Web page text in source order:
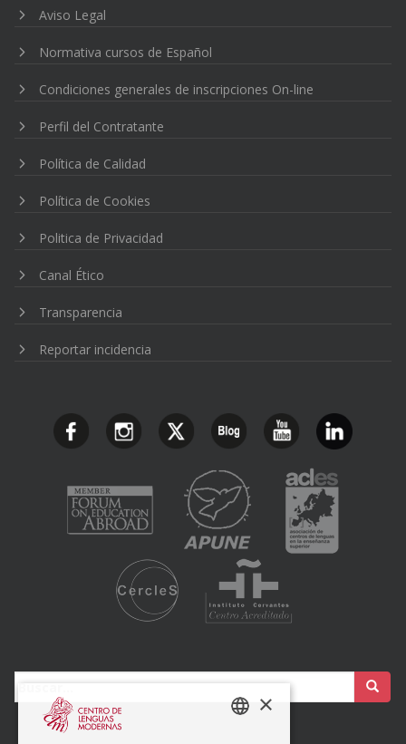
Aviso Legal
Normativa cursos de Español
Condiciones generales de inscripciones On-line
Perfil del Contratante
Política de Calidad
Política de Cookies
Politica de Privacidad
Canal Ético
Transparencia
Reportar incidencia
×